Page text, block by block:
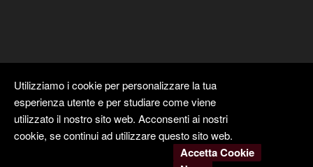
by STUDIO99. Tutti i diritti
Utilizziamo i cookie per personalizzare la tua
esperienza utente e per studiare come viene
utilizzato il nostro sito web. Acconsenti ai nostri
cookie, se continui ad utilizzare questo sito web.
Accetta Cookie